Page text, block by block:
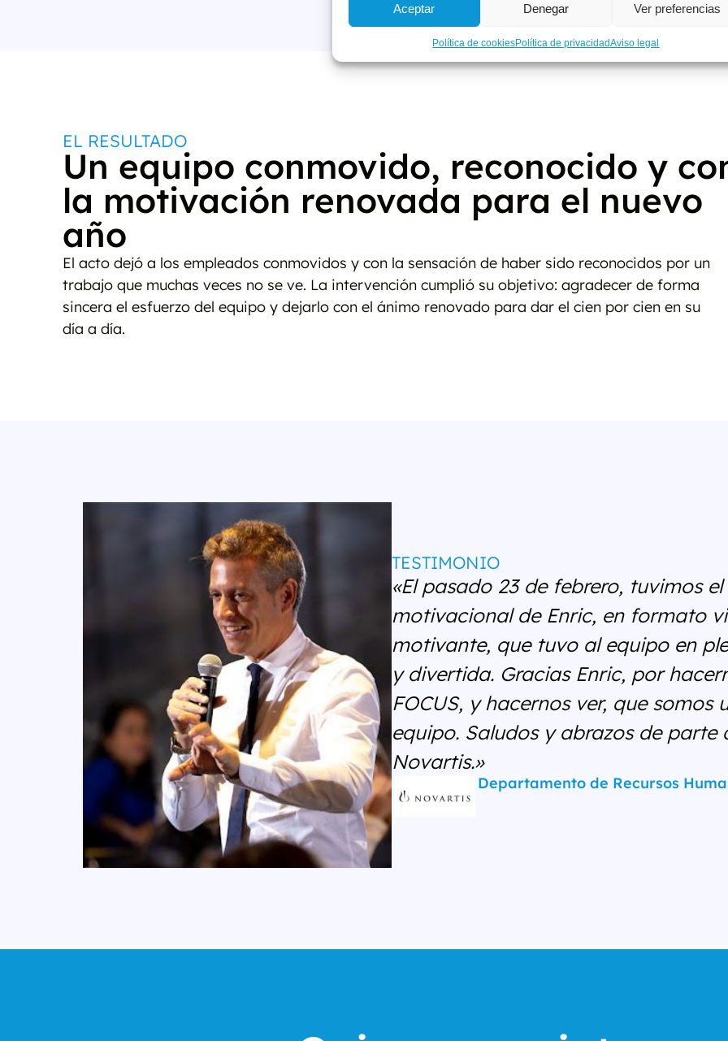
Aceptar Denegar Ver preferencias
Política de cookiesPolítica de privacidadAviso legal
EL RESULTADO
Un equipo conmovido, reconocido y
la motivación renovada para el nuevo
año
El acto dejó a los empleados conmovidos y con la sensación de haber sido reconocidos por un
trabajo que muchas veces no se ve. La intervención cumplió su objetivo: agradecer de forma
sincera el esfuerzo del equipo y dejarlo con el ánimo renovado para dar el cien por cien en su
día a día.
TESTIMONIO
«El pasado 23 de febrero, tuvimos
motivacional de Enric, en formato
motivante, que tuvo al equipo en
y divertida. Gracias Enric, por
FOCUS, y hacernos ver, que
equipo. Saludos y abrazos de parte
Novartis.»
Departamento de Recursos